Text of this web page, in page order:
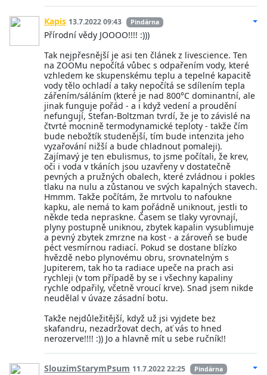
Kapis 13.7.2022 09:43 Pindárna
Přírodní vědy JOOOO!!!! :)))
Tak nejpřesnější je asi ten článek z livescience. Ten
na ZOOMu nepočítá vůbec s odpařením vody, které
vzhledem ke skupenskému teplu a tepelné kapacitě
vody tělo ochladí a taky nepočítá se sdílením tepla
zářením/sáláním (které je nad 800°C dominantní, ale
jinak funguje pořád - a i když vedení a proudění
nefungují, Stefan-Boltzman tvrdí, že je to závislé na
čtvrté mocnině termodynamické teploty - takže čím
bude nebožtík studenější, tím bude intenzita jeho
vyzařování nižší a bude chladnout pomaleji).
Zajímavý je ten ebulismus, to jsme počítali, že krev,
oči i voda v tkáních jsou uzavřeny v dostatečně
pevných a pružných obalech, které zvládnou i pokles
tlaku na nulu a zůstanou ve svých kapalných stavech.
Hmmm. Takže počítám, že mrtvolu to nafoukne
kapku, ale nemá to kam pořádně uniknout, jestli to
někde teda nepraskne. Časem se tlaky vyrovnají,
plyny postupně uniknou, zbytek kapalin vysublimuje
a pevný zbytek zmrzne na kost - a zároveň se bude
péct vesmírnou radiací. Pokud se dostane blízko
hvězdě nebo plynovému obru, srovnatelným s
Jupiterem, tak ho ta radiace upeče na prach asi
rychleji (v tom případě by se i všechny kapaliny
rychle odpařily, včetně vroucí krve). Snad jsem nikde
neudělal v úvaze zásadní botu.
Takže nejdůležitější, když už jsi vyjdete bez
skafandru, nezadržovat dech, ať vás to hned
nerozerve!!!! :)) Jo a hlavně mít u sebe ručník!!
SlouzimStarymPsum 11.7.2022 22:25 Pindárna